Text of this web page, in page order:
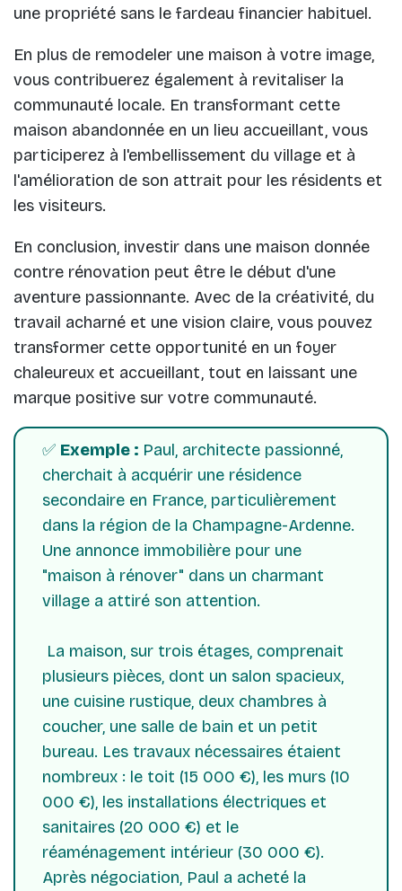
une propriété sans le fardeau financier habituel.
En plus de remodeler une maison à votre image,
vous contribuerez également à revitaliser la
communauté locale. En transformant cette
maison abandonnée en un lieu accueillant, vous
participerez à l'embellissement du village et à
l'amélioration de son attrait pour les résidents et
les visiteurs.
En conclusion, investir dans une maison donnée
contre rénovation peut être le début d'une
aventure passionnante. Avec de la créativité, du
travail acharné et une vision claire, vous pouvez
transformer cette opportunité en un foyer
chaleureux et accueillant, tout en laissant une
marque positive sur votre communauté.
✅ Exemple : Paul, architecte passionné,
cherchait à acquérir une résidence
secondaire en France, particulièrement
dans la région de la Champagne-Ardenne.
Une annonce immobilière pour une
"maison à rénover" dans un charmant
village a attiré son attention.
La maison, sur trois étages, comprenait
plusieurs pièces, dont un salon spacieux,
une cuisine rustique, deux chambres à
coucher, une salle de bain et un petit
bureau. Les travaux nécessaires étaient
nombreux : le toit (15 000 €), les murs (10
000 €), les installations électriques et
sanitaires (20 000 €) et le
réaménagement intérieur (30 000 €).
Après négociation, Paul a acheté la